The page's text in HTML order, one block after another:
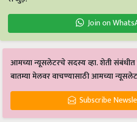
Join on
आमच्या न्यूसलेटरचे सदस्य व्हा. शेती
बातम्या मेलवर वाचण्यासाठी आमच्या
Subscribe